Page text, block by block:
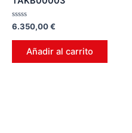
Valorado
0
6.350,00€
Añadir al carrito